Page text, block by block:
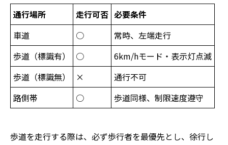
通行場所 走行可否 必要条件
車道
○
常時、左端走行
歩道（標識有）
○
6km/hモード・表示灯点滅
歩道（標識無）
×
通行不可
路側帯
○ 歩道同様、制限速度遵守
歩道を走行する際は、必ず歩行者を最優先とし、徐行し